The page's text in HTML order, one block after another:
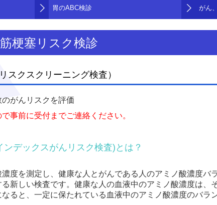
胃のABC検診 がん
梗塞リスク検診
スクスクリーニング検査）
がんリスクを評価
事前に受付までご連絡ください。
ンデックスがんリスク検査)とは？
濃度を測定し、健康な人とがんである人のアミノ酸濃度
る新しい検査です。健康な人の血液中のアミノ酸濃度は
ると、一定に保たれている血液中のアミノ酸濃度のバ